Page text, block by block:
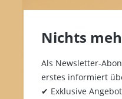
Nichts
Als Newsletter-
erstes informiert
✔ Exklusive